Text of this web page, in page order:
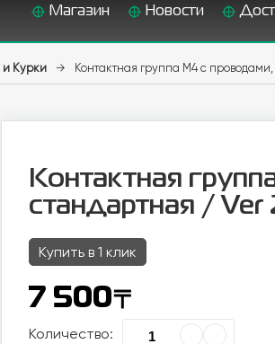
Магазин Новости
и Курки → Контактная группа М4 с
Контактная
стандартная /
Купить в 1 клик
7 500〒
Количество: